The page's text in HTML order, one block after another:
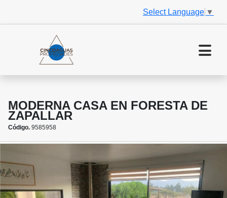
Select Language ▼
MODERNA CASA EN FORESTA DE
ZAPALLAR
Código. 9585958